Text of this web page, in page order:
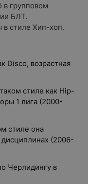
в групповом
БЛТ.
стиле Хип-хоп.
Disco, возрастная
стиле как Hip-
1 лига (2000-
стиле она
(2006-
Черлидингу в